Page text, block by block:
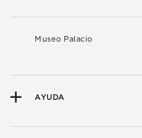
Museo Palacio
AYUDA